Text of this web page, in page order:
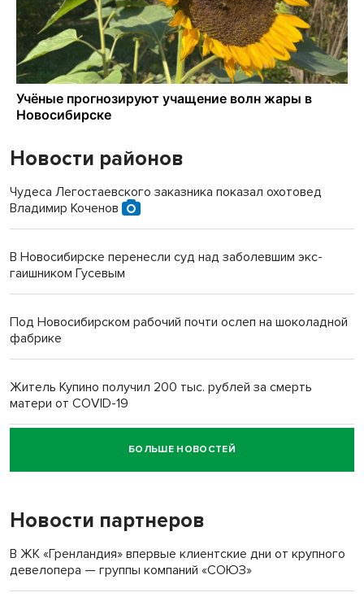
Новости районов
Чудеса Легостаевского заказника показал охотовед
Владимир Коченов
В Новосибирске перенесли суд над заболевшим экс-
гаишником Гусевым
Под Новосибирском рабочий почти ослеп на шоколадной
фабрике
Житель Купино получил 200 тыс. рублей за смерть
матери от COVID-19
Новосибирский суд наказал водителя за смерть
пенсионерки на вокзале
БОЛЬШЕ НОВОСТЕЙ
Новости партнеров
В ЖК «Гренландия» впервые клиентские дни от крупного
девелопера — группы компаний «СОЮЗ»